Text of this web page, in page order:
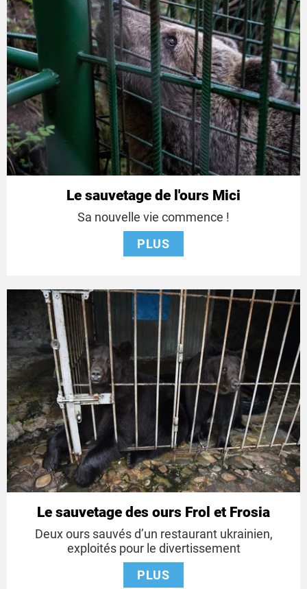
Le sauvetage de l'ours Mici
Sa nouvelle vie commence !
PLUS
Le sauvetage des ours Frol et Frosia
Deux ours sauvés d’un restaurant ukrainien,
exploités pour le divertissement
PLUS